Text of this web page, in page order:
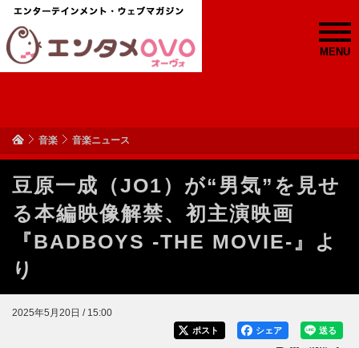
MENU
音楽 音楽ニュース
豆原一成（JO1）が“男気”を見せ
る本編映像解禁、初主演映画
『BADBOYS -THE MOVIE-』よ
り
2025年5月20日 / 15:00
送る
シェア
ポスト